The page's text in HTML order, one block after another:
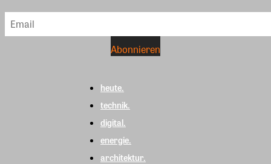
heute.
technik.
digital.
energie.
architektur.